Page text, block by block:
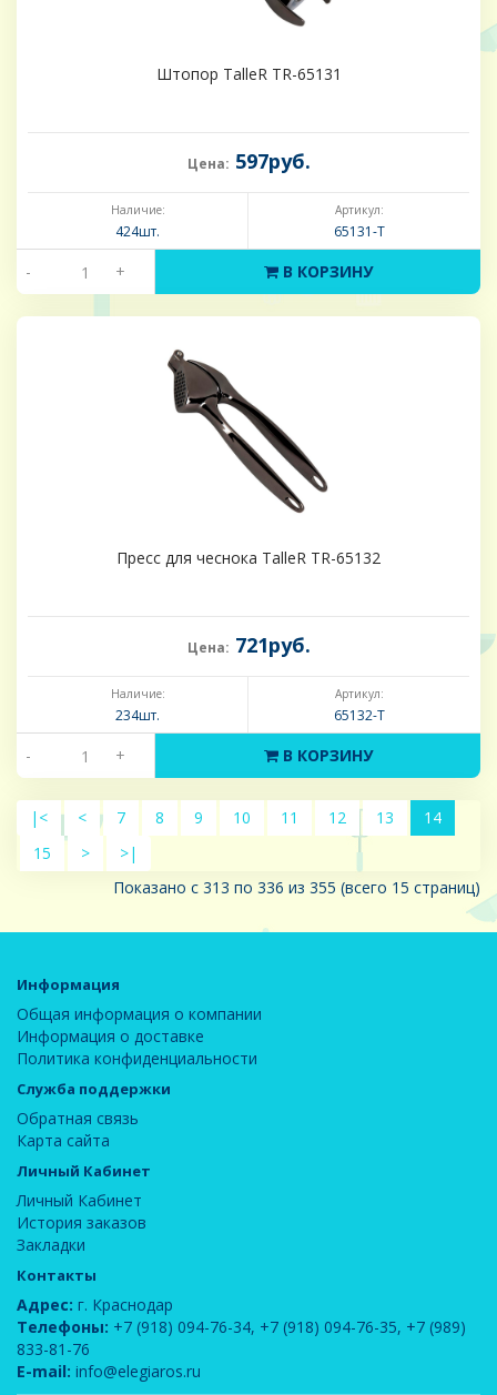
Штопор TalleR TR-65131
Цена: 597руб.
Наличие:
424шт.
Артикул:
65131-Т
- + В КОРЗИНУ
Пресс для чеснока TalleR TR-65132
Цена: 721руб.
Наличие:
234шт.
Артикул:
65132-Т
- + В КОРЗИНУ
|< < 7 8 9 10 11 12 13
14
15
>
>|
Показано с 313 по 336 из 355 (всего 15 страниц)
Информация
Общая информация о компании
Информация о доставке
Политика конфиденциальности
Служба поддержки
Обратная связь
Карта сайта
Личный Кабинет
Личный Кабинет
История заказов
Закладки
Контакты
Адрес: г. Краснодар
Телефоны: +7 (918) 094-76-34, +7 (918) 094-76-35, +7 (989)
833-81-76
E-mail: info@elegiaros.ru